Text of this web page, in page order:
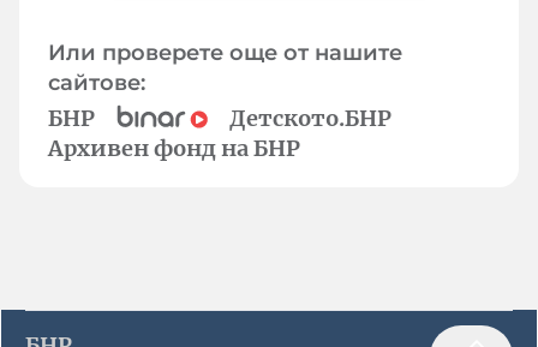
Или проверете още от нашите
сайтове:
БНР
Детското.БНР
Архивен фонд на БНР